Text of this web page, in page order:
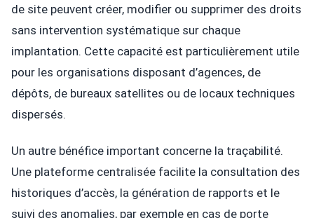
de site peuvent créer, modifier ou supprimer des droits
sans intervention systématique sur chaque
implantation. Cette capacité est particulièrement utile
pour les organisations disposant d’agences, de
dépôts, de bureaux satellites ou de locaux techniques
dispersés.
Un autre bénéfice important concerne la traçabilité.
Une plateforme centralisée facilite la consultation des
historiques d’accès, la génération de rapports et le
suivi des anomalies, par exemple en cas de porte